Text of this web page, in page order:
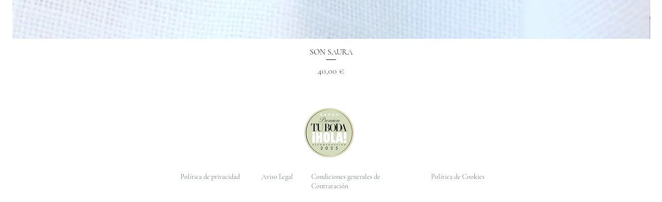
Aperçu rapide
SON SAURA
Prix
40,00 €
Política de privacidad Aviso Legal
Condiciones generales de
Contratación
Política de Cookies